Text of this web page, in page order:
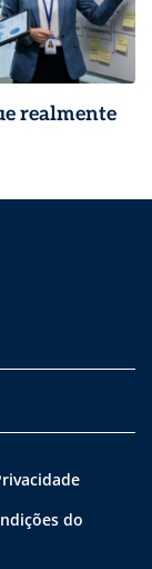
realmente
do